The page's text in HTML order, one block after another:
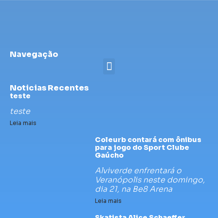
Navegação
Noticias Recentes
teste
teste
Leia mais
Coleurb contará com ônibus
para jogo do Sport Clube
Gaúcho
Alviverde enfrentará o
Veranópolis neste domingo,
dia 21, na Be8 Arena
Leia mais